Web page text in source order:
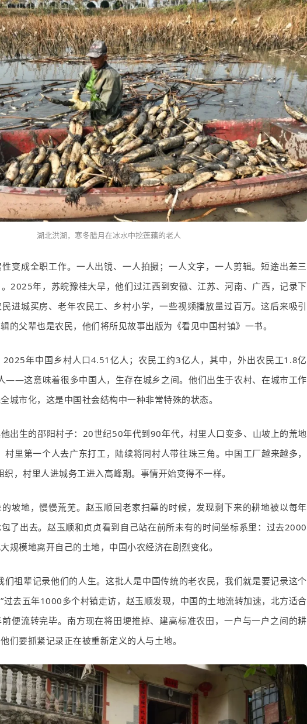
湖北洪湖，寒冬腊月在冰水中挖莲藕的老人
变成全职工作。一人出镜、一人拍摄；一人文字，一人剪辑。短途出差三
2025年，苏皖豫桂大旱，他们过江西到安徽、江苏、河南、广西，记录下
进城买房、老年农民工、乡村小学，一些视频播放量过百万。这后来吸引
父辈也是农民，他们将所见故事出版为《看见中国村镇》一书。
2025年中国乡村人口4.51 亿人；农民工约3亿人，其中，外出农民工1.8亿
——这意味着很多中国人，生存在城乡之间。他们出生于农村、在城市工作
城市化，这是中国社会结构中一种非常特殊的状态。
出生的邵阳村子： 20世纪50年代到90年代，村里人口变多、山坡上的荒地
村里第一个人去广东打工，陆续将同村人带往珠三角。中国工厂越来越多，
，村里人进城务工进入高峰期。事情开始变得不一样。
坡地，慢慢荒芜。赵玉顺回老家扫墓的时候，发现剩下来的耕地被以每年
了出去。赵玉顺和贞贞看到自己站在前所未有的时间坐标系里：过去2000
规模地离开自己的土地，中国小农经济在剧烈变化。
们祖辈记录他们的人生。这批人是中国传统的老农民，我们就是要记录这个
过去五年1000多个村镇走访，赵玉顺发现，中国的土地流转加速，北方适合
便流转完毕。南方现在将田埂推掉、建高标准农田，一户与一户之间的耕
们要抓紧记录正在被重新定义的人与土地。